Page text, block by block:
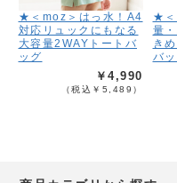
★＜moz＞はっ水！A4
対応リュックにもなる
大容量2WAYトートバ
ッグ
￥4,990
（税込￥5,489）
★＜
量
き
バ